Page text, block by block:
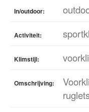
In/outdoor:
Activiteit:
Klimstijl:
Omschrijving: